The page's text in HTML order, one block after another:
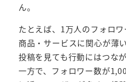
ん。
たとえば、1万人のフォロ
商品・サービスに関心が薄
投稿を見ても行動にはつな
一方で、フォロワー数が